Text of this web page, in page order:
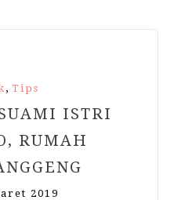
, Tips
ISTRI
RUMAH
2019